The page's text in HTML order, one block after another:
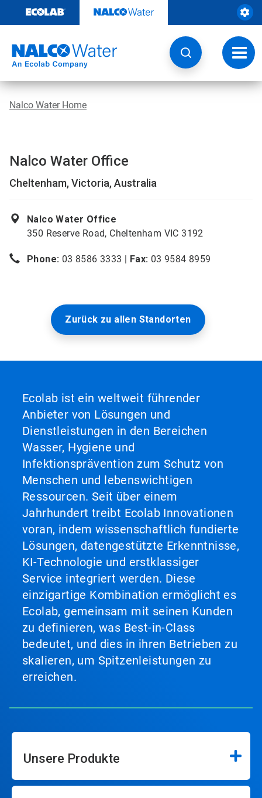
Inhalt
Nalco Water Home
Nalco Water Office
Cheltenham, Victoria, Australia
Nalco Water Office
350 Reserve Road, Cheltenham VIC 3192
Phone: 03 8586 3333 | Fax: 03 9584 8959
Zurück zu allen Standorten
Ecolab ist ein weltweit führender
Anbieter von Lösungen und
Dienstleistungen in den Bereichen
Wasser, Hygiene und
Infektionsprävention zum Schutz von
Menschen und lebenswichtigen
Ressourcen. Seit über einem
Jahrhundert treibt Ecolab Innovationen
voran, indem wissenschaftlich fundierte
Lösungen, datengestützte Erkenntnisse,
KI-Technologie und erstklassiger
Service integriert werden. Diese
einzigartige Kombination ermöglicht es
Ecolab, gemeinsam mit seinen Kunden
zu definieren, was Best-in-Class
bedeutet, und dies in ihren Betrieben zu
skalieren, um Spitzenleistungen zu
erreichen.
Unsere Produkte